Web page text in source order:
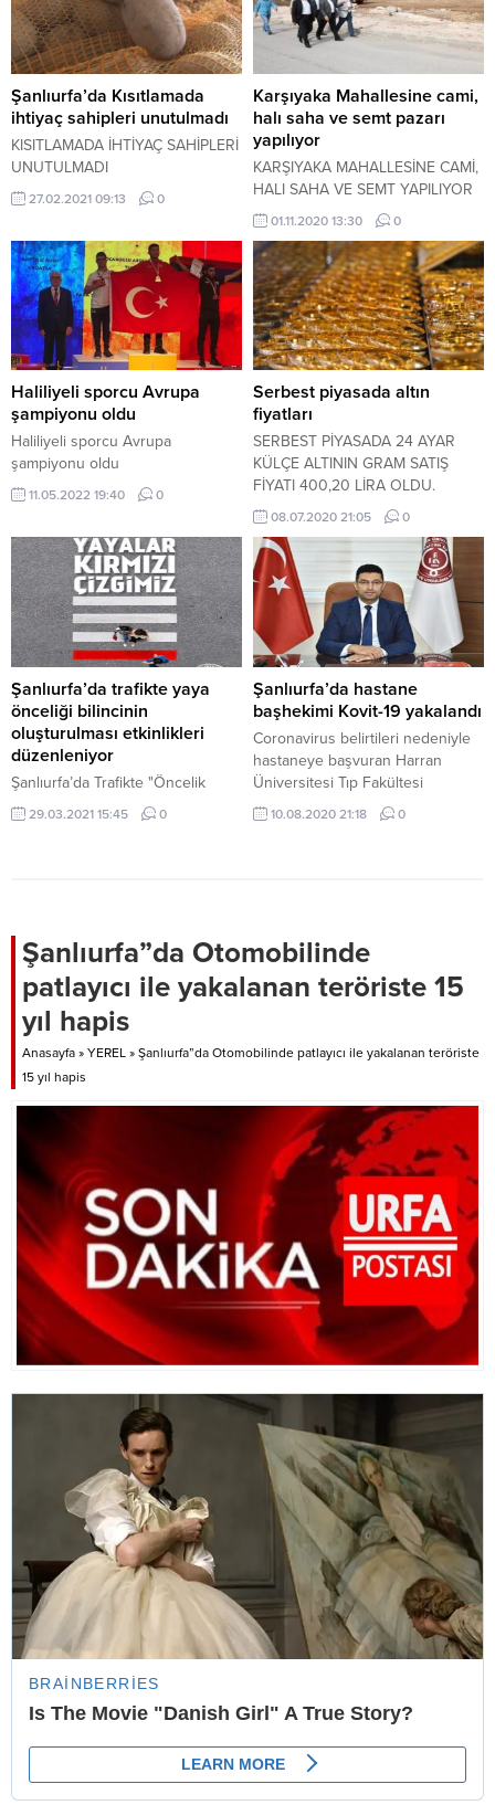
Şanlıurfa’da Kısıtlamada
ihtiyaç sahipleri unutulmadı
KISITLAMADA İHTİYAÇ SAHİPLERİ
UNUTULMADI
27.02.2021 09:13 0
Karşıyaka Mahallesine cami,
halı saha ve semt pazarı
yapılıyor
KARŞIYAKA MAHALLESİNE CAMİ,
HALI SAHA VE SEMT YAPILIYOR
01.11.2020 13:30 0
Haliliyeli sporcu Avrupa
şampiyonu oldu
Haliliyeli sporcu Avrupa
şampiyonu oldu
11.05.2022 19:40 0
Serbest piyasada altın
fiyatları
SERBEST PİYASADA 24 AYAR
KÜLÇE ALTININ GRAM SATIŞ
FİYATI 400,20 LİRA OLDU.
08.07.2020 21:05 0
Şanlıurfa’da trafikte yaya
önceliği bilincinin
oluşturulması etkinlikleri
düzenleniyor
Şanlıurfa’da Trafikte "Öncelik
Hayatın Öncelik Yayanın"
sloganıyla trafikte yayaları öncelik
29.03.2021 15:45 0
Şanlıurfa’da hastane
başhekimi Kovit-19 yakalandı
Coronavirus belirtileri nedeniyle
hastaneye başvuran Harran
Üniversitesi Tıp Fakültesi
Araştırma ve Uygulama Hastanesi
Başhekimi Ahmet Güzelçiçek’in
10.08.2020 21:18 0
Şanlıurfa”da Otomobilinde
patlayıcı ile yakalanan teröriste 15
yıl hapis
Anasayfa » YEREL » Şanlıurfa”da Otomobilinde patlayıcı ile yakalanan teröriste
15 yıl hapis